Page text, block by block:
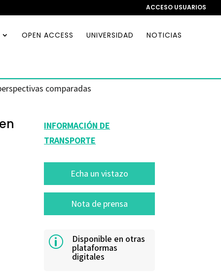
ACCESO USUARIOS
OPEN ACCESS UNIVERSIDAD NOTICIAS
comparadas
INFORMACIÓN DE
TRANSPORTE
Echa un vistazo
Nota de prensa
p Disponible en otras
plataformas
digitales